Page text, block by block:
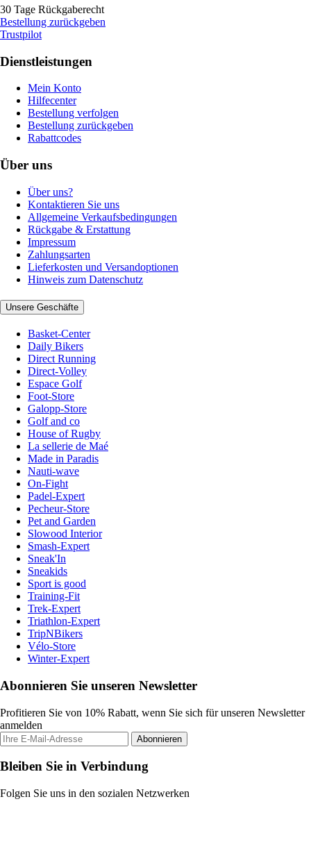
30 Tage Rückgaberecht
Bestellung zurückgeben
Trustpilot
Dienstleistungen
Mein Konto
Hilfecenter
Bestellung verfolgen
Bestellung zurückgeben
Rabattcodes
Über uns
Über uns?
Kontaktieren Sie uns
Allgemeine Verkaufsbedingungen
Rückgabe & Erstattung
Impressum
Zahlungsarten
Lieferkosten und Versandoptionen
Hinweis zum Datenschutz
Unsere Geschäfte
Basket-Center
Daily Bikers
Direct Running
Direct-Volley
Espace Golf
Foot-Store
Galopp-Store
Golf and co
House of Rugby
La sellerie de Maé
Made in Paradis
Nauti-wave
On-Fight
Padel-Expert
Pecheur-Store
Pet and Garden
Slowood Interior
Smash-Expert
Sneak'In
Sneakids
Sport is good
Training-Fit
Trek-Expert
Triathlon-Expert
TripNBikers
Vélo-Store
Winter-Expert
Abonnieren Sie unseren Newsletter
Profitieren Sie von 10% Rabatt, wenn Sie sich für unseren Newsletter
anmelden
Abonnieren
Bleiben Sie in Verbindung
Folgen Sie uns in den sozialen Netzwerken